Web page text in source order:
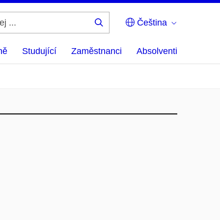
Čeština
Studující Zaměstnanci Absolventi